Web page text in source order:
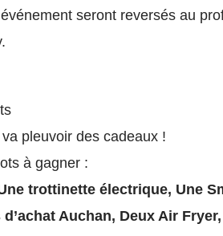
seront reversés au
pleuvoir des cadeaux !
à gagner :
trottinette électrique, Une
Auchan, Deux Air Fryer,